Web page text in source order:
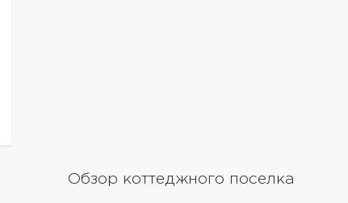
Обзор коттеджного поселка